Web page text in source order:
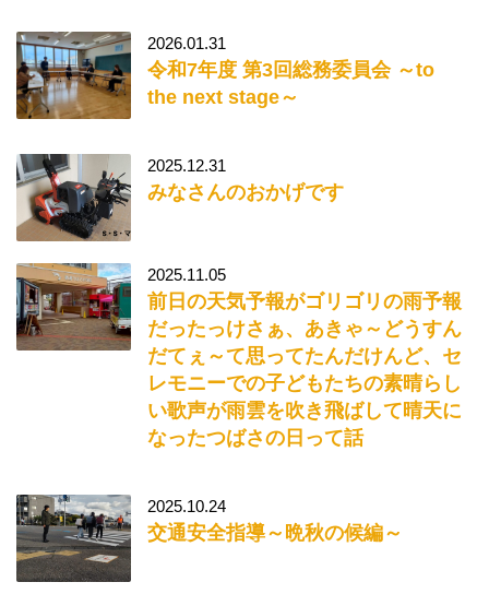
2026.01.31
令和7年度 第3回総務委員会 ～to
the next stage～
2025.12.31
みなさんのおかげです
2025.11.05
前日の天気予報がゴリゴリの雨予報
だったっけさぁ、あきゃ～どうすん
だてぇ～て思ってたんだけんど、セ
レモニーでの子どもたちの素晴らし
い歌声が雨雲を吹き飛ばして晴天に
なったつばさの日って話
2025.10.24
交通安全指導～晩秋の候編～